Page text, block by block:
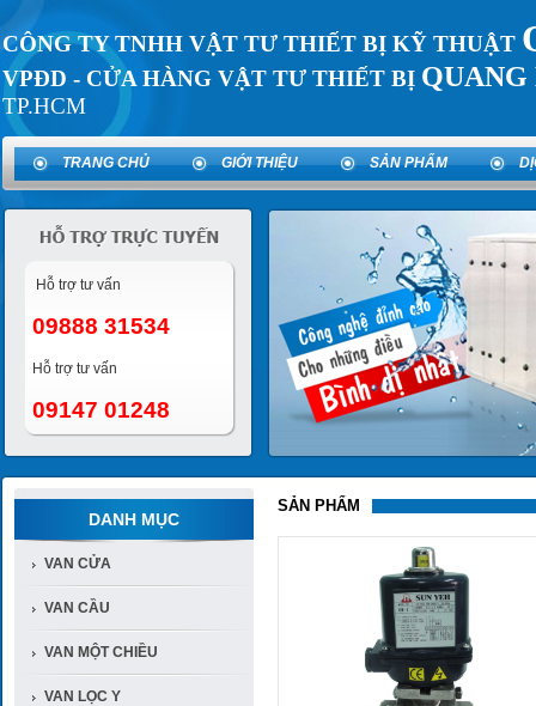
CÔNG TY TNHH VẬT TƯ THIẾT BỊ KỸ THUẬT
VPĐD - CỬA HÀNG VẬT TƯ THIẾT BỊ
TP.HCM
TRANG CHỦ GIỚI THIỆU SẢN PHẨM
Hỗ trợ tư vấn
09888 31534
Hỗ trợ tư vấn
09147 01248
DANH MỤC
VAN CỬA
VAN CẦU
VAN MỘT CHIỀU
VAN LỌC Y
SẢN PHẨM